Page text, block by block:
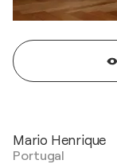
Mario Henrique
Portugal